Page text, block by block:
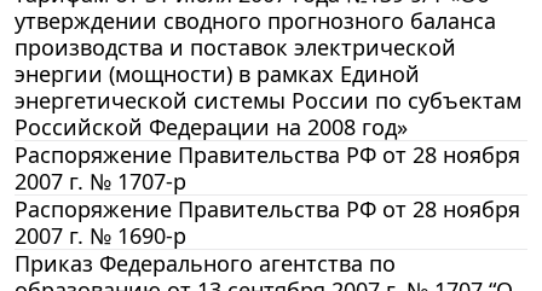
утверждении сводного прогнозного баланса
производства и поставок электрической
энергии (мощности) в рамках Единой
энергетической системы России по субъектам
Российской Федерации на 2008 год»
Распоряжение Правительства РФ от 28 ноября
2007 г. № 1707-р
Распоряжение Правительства РФ от 28 ноября
2007 г. № 1690-р
Приказ Федерального агентства по